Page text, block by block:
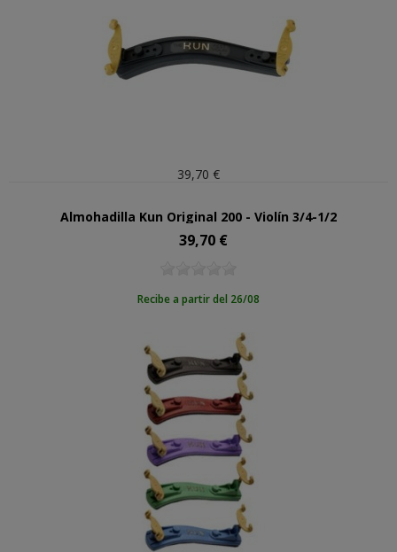
39,70 €
Almohadilla Kun Original 200 - Violín 3/4-1/2
Precio
39,70 €
Recibe a partir del 26/08